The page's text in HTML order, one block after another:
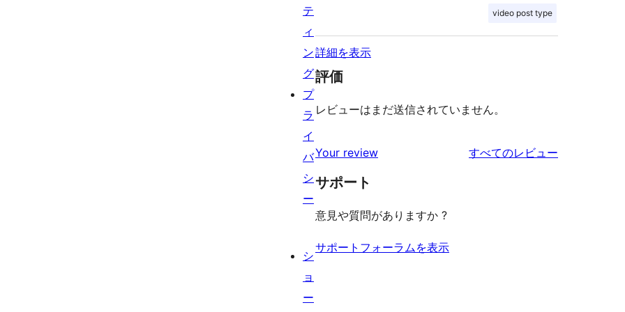
video post type
詳細を表示
評価
レビューはまだ送信されていません。
Your review すべてのレビュー
サポート
意見や質問がありますか ?
サポートフォーラムを表示
テ
ィ
ン
グ
プ
ラ
イ
バ
シ
ー
シ
ョ
ー